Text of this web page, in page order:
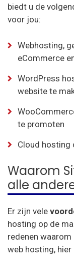
biedt u de
voor jou:
Webhosting,
eCommerce
WordPress
website te
te promoten
Cloud hosting
Waarom
alle
Er zijn vele
hosting op de
redenen
web hosting, hier